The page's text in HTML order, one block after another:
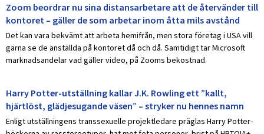
Zoom beordrar nu sina distansarbetare att de återvänder till
kontoret – gäller de som arbetar inom åtta mils avstånd
Det kan vara bekvämt att arbeta hemifrån, men stora företag i USA vill
gärna se de anställda på kontoret då och då. Samtidigt tar Microsoft
marknadsandelar vad gäller video, på Zooms bekostnad.
Harry Potter-utställning kallar J.K. Rowling ett ”kallt,
hjärtlöst, glädjesugande väsen” – stryker nu hennes namn
Enligt utställningens transsexuelle projektledare präglas Harry Potter-